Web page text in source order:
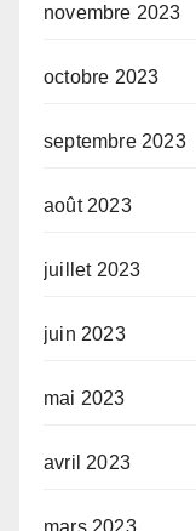
novembre 2023
octobre 2023
septembre 2023
août 2023
juillet 2023
juin 2023
mai 2023
avril 2023
mars 2023